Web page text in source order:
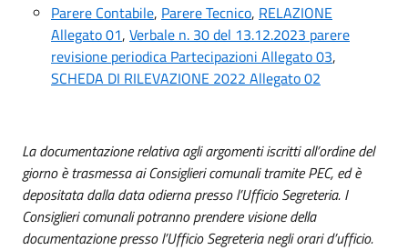
Parere Contabile, Parere Tecnico, RELAZIONE
Allegato 01, Verbale n. 30 del 13.12.2023 parere
revisione periodica Partecipazioni Allegato 03,
SCHEDA DI RILEVAZIONE 2022 Allegato 02
La documentazione relativa agli argomenti iscritti all’ordine del
giorno è trasmessa ai Consiglieri comunali tramite PEC, ed è
depositata dalla data odierna presso l’Ufficio Segreteria. I
Consiglieri comunali potranno prendere visione della
documentazione presso l’Ufficio Segreteria negli orari d’ufficio.